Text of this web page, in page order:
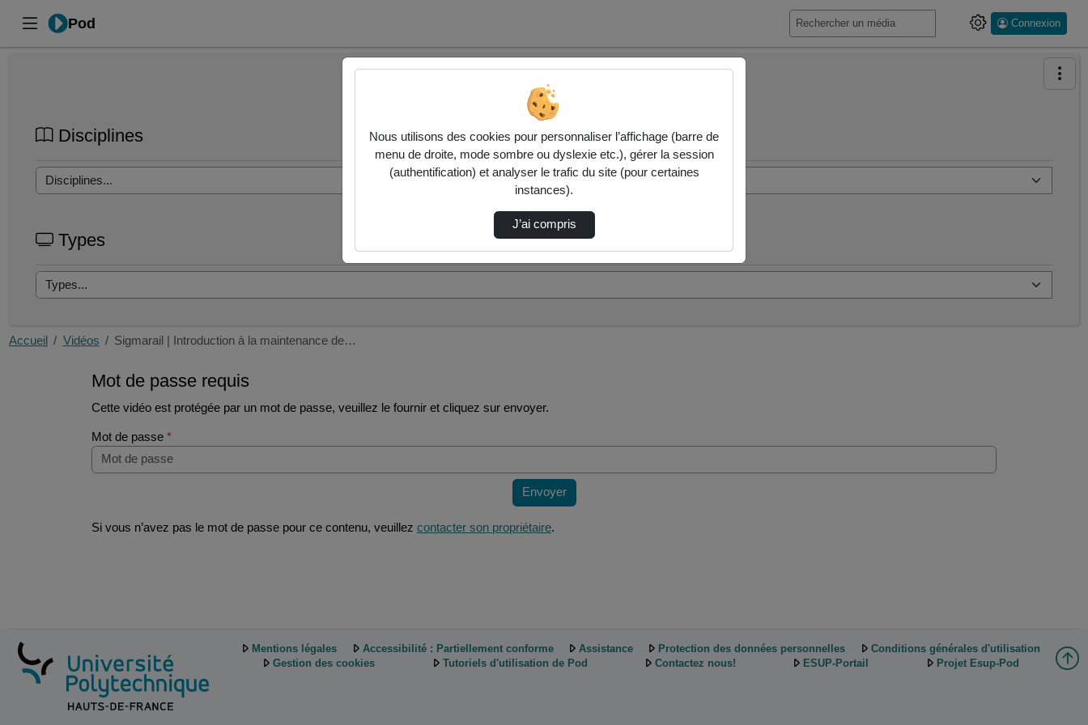
Pod Connexion
Disciplines
Types
Accueil Vidéos Sigmarail | Introduction à la maintenance de…
Mot de passe requis
Cette vidéo est protégée par un mot de passe, veuillez le fournir et cliquez sur envoyer.
Mot de passe *
Envoyer
Si vous n’avez pas le mot de passe pour ce contenu, veuillez contacter son propriétaire.
Mentions légales Accessibilité : Partiellement conforme Assistance Protection des données personnelles
Conditions générales d'utilisation
Gestion des cookies
Tutoriels d'utilisation de Pod Contactez nous! ESUP-Portail Projet Esup-Pod
Nous utilisons des cookies pour personnaliser l’affichage (barre de
menu de droite, mode sombre ou dyslexie etc.), gérer la session
(authentification) et analyser le trafic du site (pour certaines
instances).
J’ai compris